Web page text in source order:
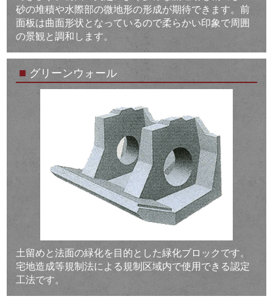
砂の堆積や水際部の微地形の形成が期待できます。前
面板は曲面形状となっているので柔らかい印象で周囲
の景観と調和します。
■ グリーンウォール
土留めと法面の緑化を目的とした緑化ブロックです。
宅地造成等規制法による規制区域内で使用できる認定
工法です。